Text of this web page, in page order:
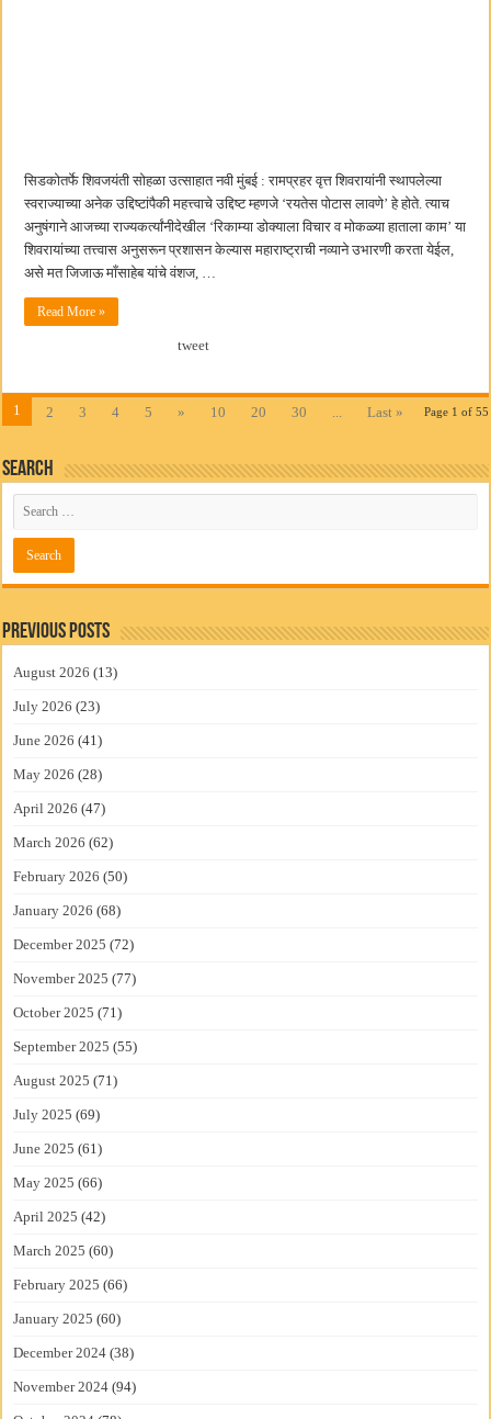
सिडकोतर्फे शिवजयंती सोहळा उत्साहात नवी मुंबई : रामप्रहर वृत्त शिवरायांनी स्थापलेल्या
स्वराज्याच्या अनेक उद्दिष्टांपैकी महत्त्वाचे उद्दिष्ट म्हणजे ‘रयतेस पोटास लावणे’ हे होते. त्याच
अनुषंगाने आजच्या राज्यकर्त्यांनीदेखील ‘रिकाम्या डोक्याला विचार व मोकळ्या हाताला काम’ या
शिवरायांच्या तत्त्वास अनुसरून प्रशासन केल्यास महाराष्ट्राची नव्याने उभारणी करता येईल,
असे मत जिजाऊ माँसाहेब यांचे वंशज, …
Read More »
tweet
Page 1 of 55
1 2 3 4 5 » 10 20 30 ... Last »
Search
Previous Posts
August 2026 (13)
July 2026 (23)
June 2026 (41)
May 2026 (28)
April 2026 (47)
March 2026 (62)
February 2026 (50)
January 2026 (68)
December 2025 (72)
November 2025 (77)
October 2025 (71)
September 2025 (55)
August 2025 (71)
July 2025 (69)
June 2025 (61)
May 2025 (66)
April 2025 (42)
March 2025 (60)
February 2025 (66)
January 2025 (60)
December 2024 (38)
November 2024 (94)